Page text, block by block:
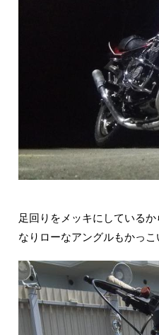
足回りをメッキにしている
なりローなアングルもかっこ